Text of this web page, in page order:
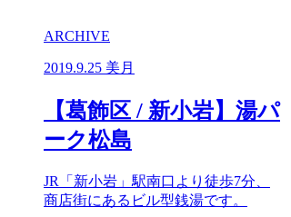
ARCHIVE
2019.9.25 美月
【葛飾区 / 新小岩】湯パ
ーク松島
JR「新小岩」駅南口より徒歩7分、
商店街にあるビル型銭湯です。